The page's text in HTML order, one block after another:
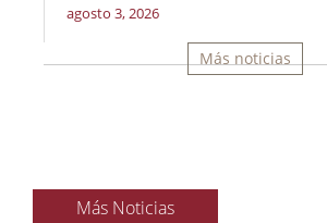
agosto 3, 2026
Más noticias
Más Noticias